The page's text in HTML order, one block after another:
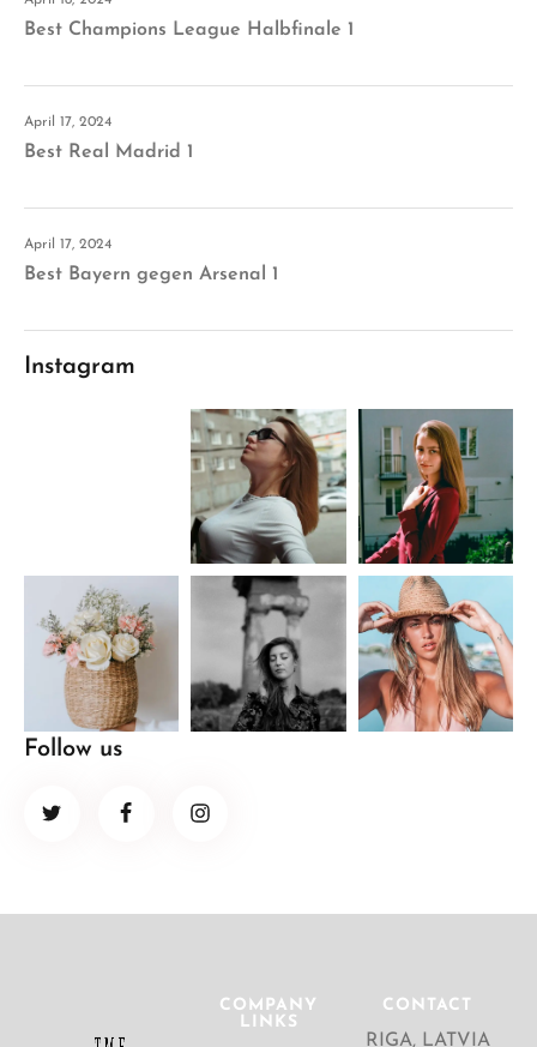
Best Champions League Halbfinale 1
April 17, 2024
Best Real Madrid 1
April 17, 2024
Best Bayern gegen Arsenal 1
Instagram
Follow us
COMPANY
LINKS
CONTACT
RIGA, LATVIA